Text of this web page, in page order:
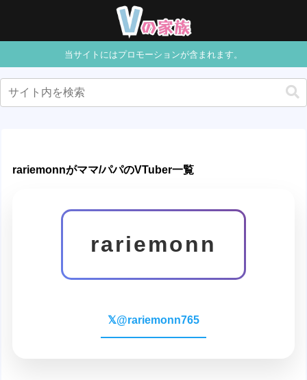
当サイトにはプロモーションが含まれます。
rariemonnがママ/パパのVTuber一覧
rariemonn
𝕏@rariemonn765